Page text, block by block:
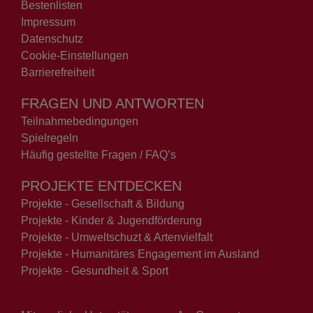
Bestenlisten
Impressum
Datenschutz
Cookie-Einstellungen
Barrierefreiheit
FRAGEN UND ANTWORTEN
Teilnahmebedingungen
Spielregeln
Häufig gestellte Fragen / FAQ’s
PROJEKTE ENTDECKEN
Projekte - Gesellschaft & Bildung
Projekte - Kinder & Jugendförderung
Projekte - Umweltschuzt & Artenvielfalt
Projekte - Humanitäres Engagement im Ausland
Projekte - Gesundheit & Sport